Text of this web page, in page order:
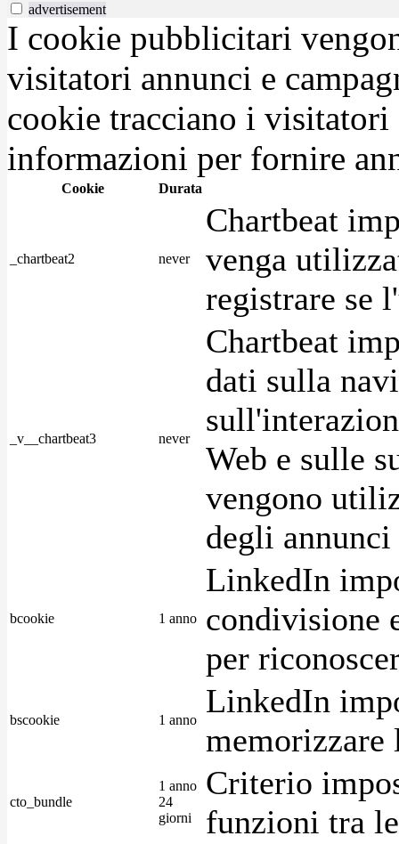
advertisement
I cookie pubblicitari
visitatori annunci e
cookie tracciano i visitatori
informazioni per fornire
Cookie Durata
_chartbeat2 never
Chartbeat
venga
registrare se
_v__chartbeat3 never
Chartbeat
dati sulla
Web e sulle
vengono
degli
bcookie 1 anno
LinkedIn
condivisione
per
bscookie 1 anno
LinkedIn
memorizzare
cto_bundle
1 anno
24
giorni
Criterio
funzioni tra